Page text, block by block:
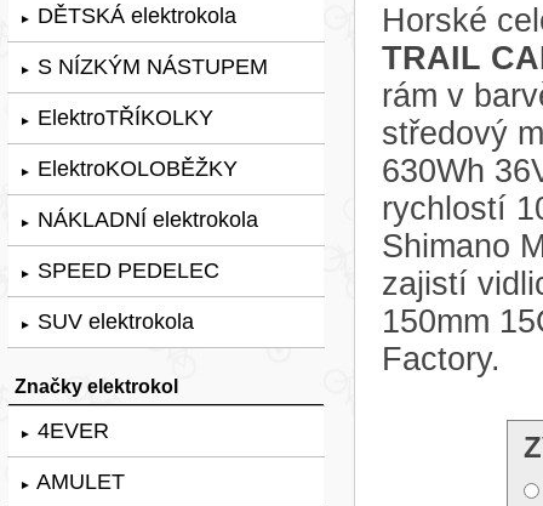
► DĚTSKÁ elektrokola
► S NÍZKÝM NÁSTUPEM
► ElektroTŘÍKOLKY
► ElektroKOLOBĚŽKY
► NÁKLADNÍ elektrokola
► SPEED PEDELEC
► SUV elektrokola
Značky elektrokol
► 4EVER
► AMULET
Horské
TRAIL
rám v
středový
630Wh
rychlostí
Shimano
zajistí
150mm
Factory.